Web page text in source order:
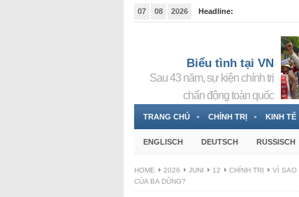
07 08 2026
Headline:
Biểu tình tại VN
Sau 43 năm, sự kiện chính trị
chấn động toàn quốc
TRANG CHỦ CHÍNH TRỊ KINH TẾ
ENGLISCH DEUTSCH RUSSISCH
HOME 2026 JUNI 12 CHÍNH TRỊ
VÌ SAO
CỦA BA DŨNG?